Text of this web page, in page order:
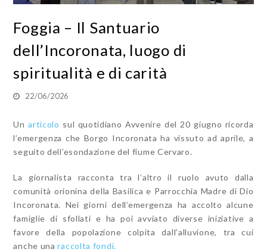
Foggia – Il Santuario
dell’Incoronata, luogo di
spiritualità e di carità
22/06/2026
Unarticolo sul quotidiano Avvenire del 20 giugno ricorda
l’emergenza che Borgo Incoronata ha vissuto ad aprile, a
seguito dell’esondazione del fiume Cervaro.
La giornalista racconta tra l’altro il ruolo avuto dalla
comunità orionina della Basilica e Parrocchia Madre di Dio
Incoronata. Nei giorni dell’emergenza ha accolto alcune
famiglie di sfollati e ha poi avviato diverse iniziative a
favore della popolazione colpita dall’alluvione, tra cui
anche unaraccolta fondi.